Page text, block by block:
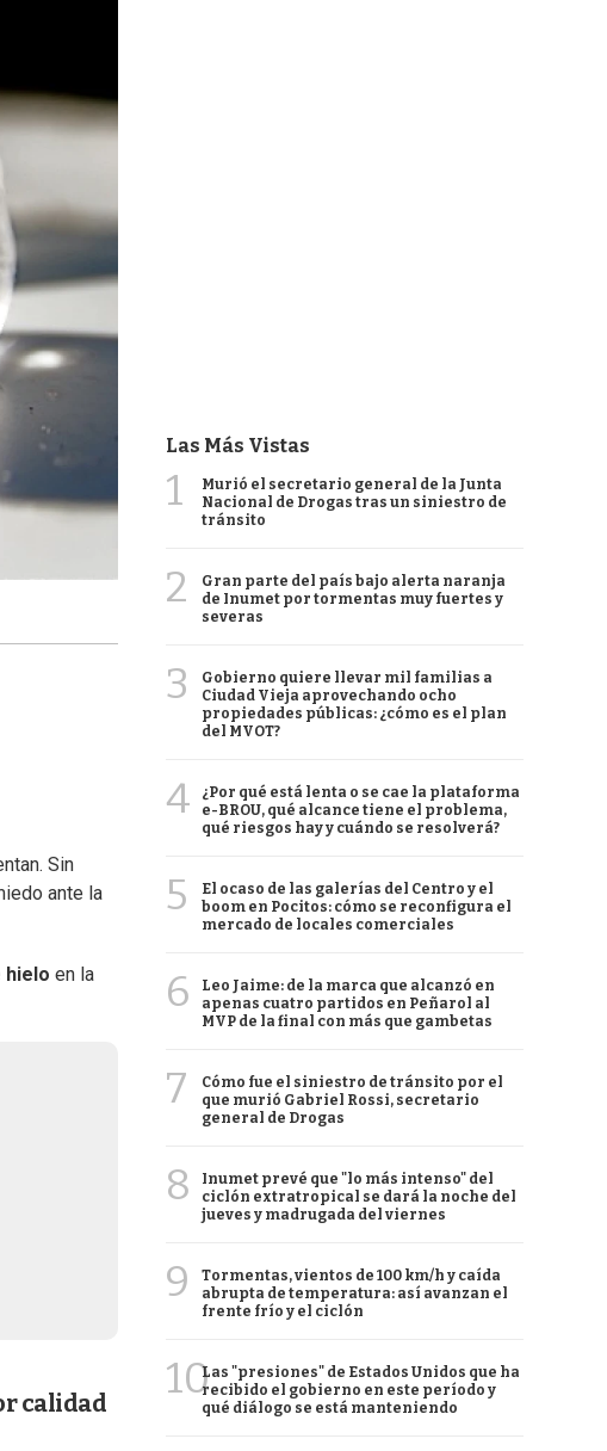
Sin
ante la
hielo en la
calidad
Las Más Vistas
1
Murió el secretario general de la Junta
Nacional de Drogas tras un siniestro de
tránsito
2
Gran parte del país bajo alerta naranja
de Inumet por tormentas muy fuertes y
severas
3
Gobierno quiere llevar mil familias a
Ciudad Vieja aprovechando ocho
propiedades públicas: ¿cómo es el plan
del MVOT?
4
¿Por qué está lenta o se cae la plataforma
e-BROU, qué alcance tiene el problema,
qué riesgos hay y cuándo se resolverá?
5
El ocaso de las galerías del Centro y el
boom en Pocitos: cómo se reconfigura el
mercado de locales comerciales
6
Leo Jaime: de la marca que alcanzó en
apenas cuatro partidos en Peñarol al
MVP de la final con más que gambetas
7
Cómo fue el siniestro de tránsito por el
que murió Gabriel Rossi, secretario
general de Drogas
8
Inumet prevé que "lo más intenso" del
ciclón extratropical se dará la noche del
jueves y madrugada del viernes
9
Tormentas, vientos de 100 km/h y caída
abrupta de temperatura: así avanzan el
frente frío y el ciclón
10Las "presiones" de Estados Unidos que ha
recibido el gobierno en este período y
qué diálogo se está manteniendo